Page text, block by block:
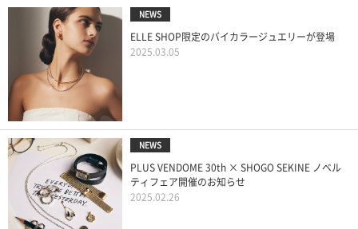
NEWS
ELLE SHOP限定のバイカラージュエリーが登場
2025.03.05
NEWS
PLUS VENDOME 30th × SHOGO SEKINE ノベル
ティフェア開催のお知らせ
2025.02.26